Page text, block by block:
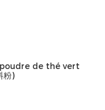
de thé vert
粉)